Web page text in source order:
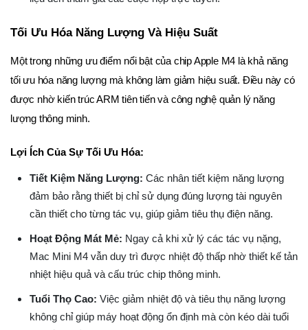
Tối Ưu Hóa Năng Lượng Và Hiệu Suất
Một trong những ưu điểm nổi bật của chip Apple M4 là khả năng
tối ưu hóa năng lượng mà không làm giảm hiệu suất. Điều này có
được nhờ kiến trúc ARM tiên tiến và công nghệ quản lý năng
lượng thông minh.
Lợi Ích Của Sự Tối Ưu Hóa:
Tiết Kiệm Năng Lượng: Các nhân tiết kiệm năng lượng
đảm bảo rằng thiết bị chỉ sử dụng đúng lượng tài nguyên
cần thiết cho từng tác vụ, giúp giảm tiêu thụ điện năng.
Hoạt Động Mát Mẻ: Ngay cả khi xử lý các tác vụ nặng,
Mac Mini M4 vẫn duy trì được nhiệt độ thấp nhờ thiết kế tản
nhiệt hiệu quả và cấu trúc chip thông minh.
Tuổi Thọ Cao: Việc giảm nhiệt độ và tiêu thụ năng lượng
không chỉ giúp máy hoạt động ổn định mà còn kéo dài tuổi